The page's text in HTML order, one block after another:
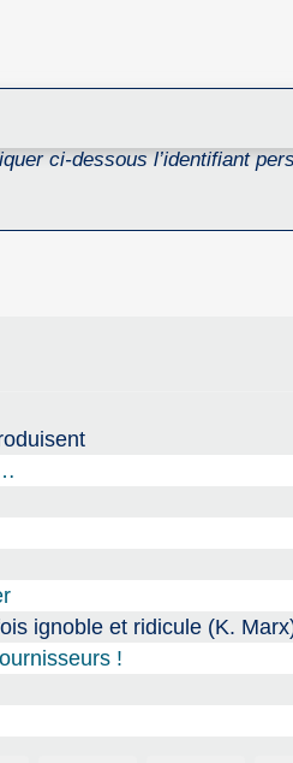
ci-dessous l’identifiant
ignoble et ridicule (K.
!